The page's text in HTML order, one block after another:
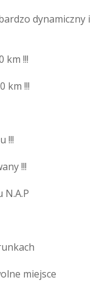
dynamiczny i
km !!!
km !!!
!!!
!!!
miejsce